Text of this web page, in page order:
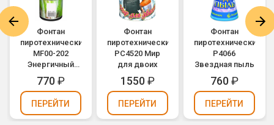
Фонтан
пиротехнический
MF00-202
Энергичный
фонтан / Vibes
Fountain
770₽
ПЕРЕЙТИ
Фонтан
пиротехнический
РС4520 Мир
для двоих
1550₽
ПЕРЕЙТИ
Фонтан
пиротехнический
Р4066
Звездная пыль
760₽
ПЕРЕЙТИ